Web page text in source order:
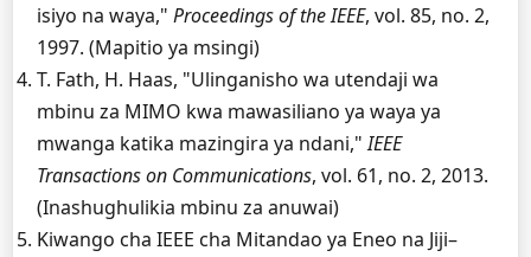
isiyo na waya," Proceedings of the IEEE, vol. 85, no. 2,
1997. (Mapitio ya msingi)
T. Fath, H. Haas, "Ulinganisho wa utendaji wa
mbinu za MIMO kwa mawasiliano ya waya ya
mwanga katika mazingira ya ndani,"IEEE
Transactions on Communications, vol. 61, no. 2, 2013.
(Inashughulikia mbinu za anuwai)
Kiwango cha IEEE cha Mitandao ya Eneo na Jiji–